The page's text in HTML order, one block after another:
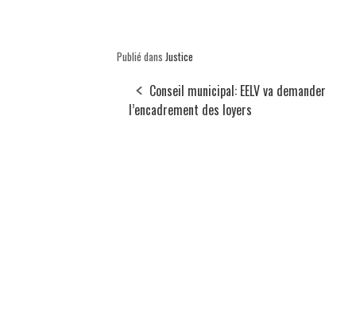
Publié dans Justice
Conseil municipal: EELV va demander
l’encadrement des loyers